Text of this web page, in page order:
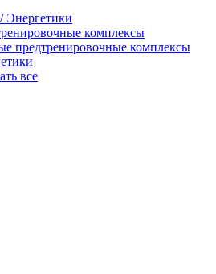
Энергетики
комплексы
предтренировочные комплексы
все